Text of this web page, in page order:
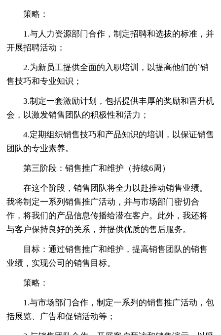
策略：
1.与人力资源部门合作，制定招聘和选拔的标准，并
开展招聘活动；
2.为新员工提供全面的入职培训，以提高他们的`销
售技巧和专业知识；
3.制定一套激励计划，包括提供丰厚的奖励和晋升机
会，以激发销售团队的积极性和活力；
4.定期组织销售技巧和产品知识的培训，以保证销售
团队的专业素养。
第三阶段：销售推广和维护（持续6周）
在这个阶段，销售团队将全力以赴推动销售业绩。
我将制定一系列销售推广活动，并与市场部门密切合
作，将我们的产品信息传播给潜在客户。此外，我还将
与客户保持良好的关系，并提供优质的售后服务。
目标：通过销售推广和维护，提高销售团队的销售
业绩，实现公司的销售目标。
策略：
1.与市场部门合作，制定一系列的销售推广活动，包
括展览、广告和促销活动等；